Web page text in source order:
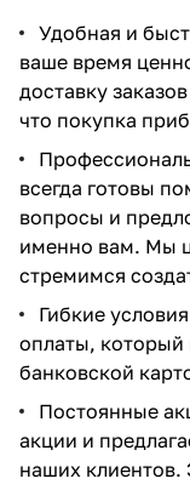
Удобная и
ваше время
доставку
что покупка
всегда готовы
вопросы и
именно вам. Мы
стремимся
Гибкие
оплаты,
банковской
Постоянные
акции и
наших клиентов.